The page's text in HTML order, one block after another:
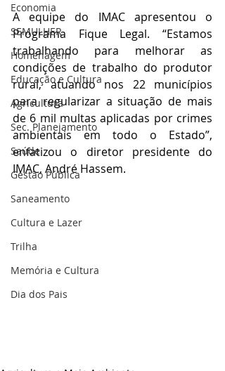
Economia
SEMULHER
Homenagem
Educação e Cultura
Agricultura
Sec. Planejamento
Saúde
Gestão Pública
Saneamento
Cultura e Lazer
Trilha
Memória e Cultura
Dia dos Pais
A equipe do IMAC apresentou o
Programa Fique Legal. “Estamos
trabalhando para melhorar as
condições de trabalho do produtor
rural, atuando nos 22 municípios
para regularizar a situação de mais
de 6 mil multas aplicadas por crimes
ambientais em todo o Estado”,
enfatizou o diretor presidente do
IMAC, André Hassem.